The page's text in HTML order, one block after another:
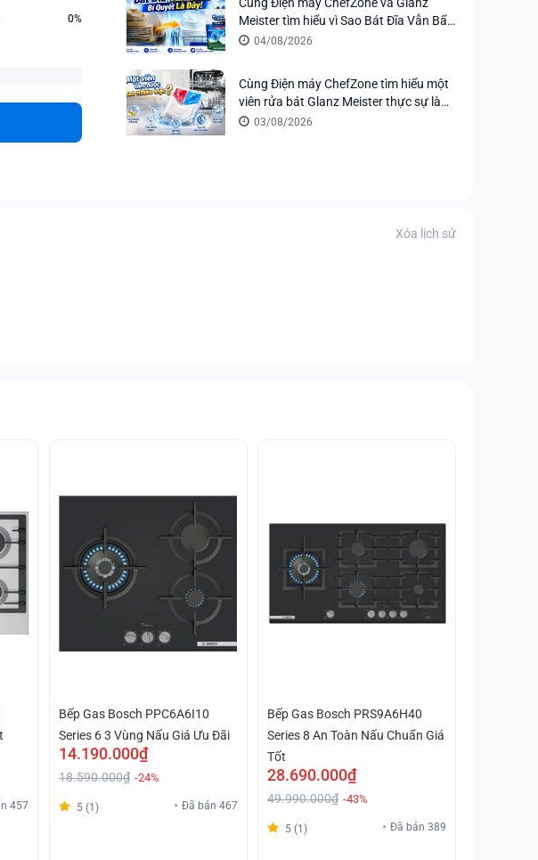
0%
Meister tìm hiểu vì Sao Bát Đĩa Vẫn Bẩn
Sau Khi Rửa Máy? Bí Quyết Nằm Ở Viên
04/08/2026
Cùng Điện máy ChefZone tìm hiểu một
viên rửa bát Glanz Meister thực sự làm
được bao nhiêu việc?
03/08/2026
Xóa lịch sử
457
Bếp Gas Bosch PPC6A6I10
Series 6 3 Vùng Nấu Giá Ưu Đãi
14.190.000₫
18.590.000₫ -24%
5 (1) Đã bán 467
Bếp Gas Bosch PRS9A6H40
Series 8 An Toàn Nấu Chuẩn Giá
Tốt
28.690.000₫
49.990.000₫ -43%
5 (1) Đã bán 389